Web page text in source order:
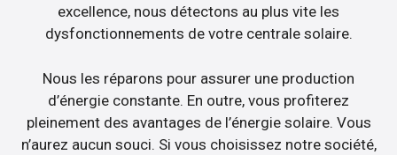
excellence, nous détectons au plus vite les
dysfonctionnements de votre centrale solaire.
Nous les réparons pour assurer une production
d’énergie constante. En outre, vous profiterez
pleinement des avantages de l’énergie solaire. Vous
n’aurez aucun souci. Si vous choisissez notre société,